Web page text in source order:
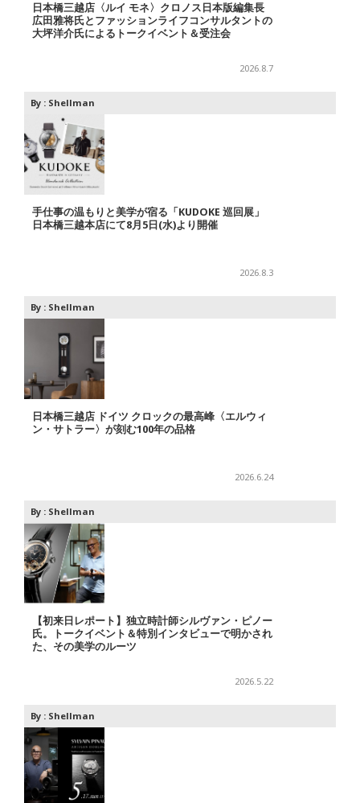
日本橋三越店〈ルイ モネ〉クロノス日本版編集長
広田雅将氏とファッションライフコンサルタントの
大坪洋介氏によるトークイベント＆受注会
2026.8.7
By : Shellman
手仕事の温もりと美学が宿る「KUDOKE 巡回展」
日本橋三越本店にて8月5日(水)より開催
2026.8.3
By : Shellman
日本橋三越店 ドイツ クロックの最高峰〈エルウィ
ン・サトラー〉が刻む100年の品格
2026.6.24
By : Shellman
【初来日レポート】独立時計師シルヴァン・ピノー
氏。トークイベント＆特別インタビューで明かされ
た、その美学のルーツ
2026.5.22
By : Shellman